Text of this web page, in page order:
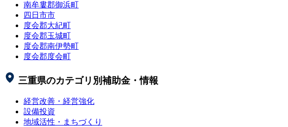
南牟婁郡御浜町
四日市市
度会郡大紀町
度会郡玉城町
度会郡南伊勢町
度会郡度会町
三重県のカテゴリ別補助金・情報
経営改善・経営強化
設備投資
地域活性・まちづくり